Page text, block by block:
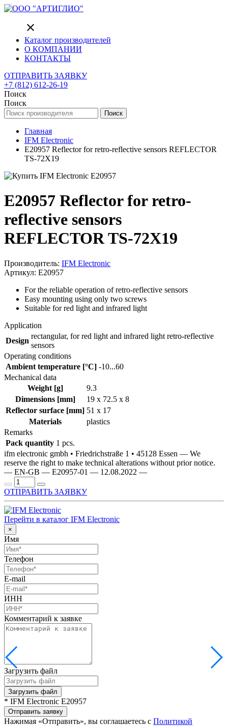
close
Каталог производителей
О КОМПАНИИ
КОНТАКТЫ
ОТПРАВИТЬ ЗАЯВКУ
+7 (812) 612-26-19
Поиск
Поиск
Поиск
Главная
IFM Electronic
E20957 Reflector for retro-reflective sensors REFLECTOR
TS-72X19
E20957 Reflector for retro-
reflective sensors
REFLECTOR TS-72X19
Производитель: IFM Electronic
Артикул: E20957
For the reliable operation of retro-reflective sensors
Easy mounting using only two screws
Suitable for red light and infrared light
Application
Design
rectangular, for red light and infrared light retro-reflective
sensors
Operating conditions
Ambient temperature [°C] -10...60
Mechanical data
Weight [g]
9.3
Dimensions [mm]
19 x 72.5 x 8
Reflector surface [mm] 51 x 17
Materials
plastics
Remarks
Pack quantity 1 pcs.
ifm electronic gmbh • Friedrichstraße 1 • 45128 Essen — We
reserve the right to make technical alterations without prior notice.
— EN-GB — E20957-01 — 12.08.2022 —
ОТПРАВИТЬ ЗАЯВКУ
Перейти в каталог IFM Electronic
×
Имя
Телефон
E-mail
ИНН
Комментарий к заявке
Загрузить файл
Загрузить файл
* IFM Electronic E20957
Отправить заявку
Нажимая «Отправить», вы соглашаетесь с Политикой